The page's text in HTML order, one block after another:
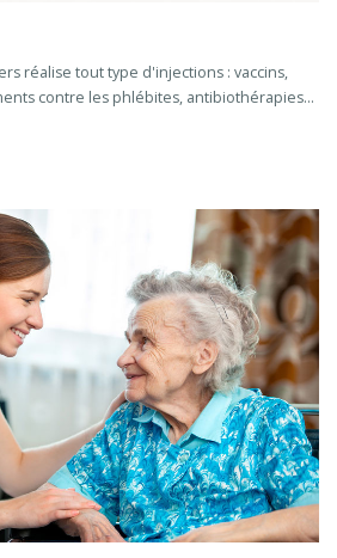
réalise tout type d'injections : vaccins,
contre les phlébites, antibiothérapies...